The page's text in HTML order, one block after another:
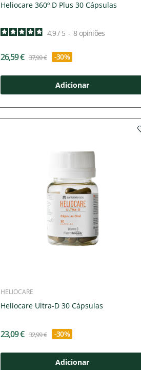
Heliocare 360º D Plus 30 Cápsulas
4.9/ 5 - 8 opiniões
26,59 € 37,99 € -30%
Adicionar
HELIOCARE
Heliocare Ultra-D 30 Cápsulas
23,09 € 32,99 € -30%
Adicionar